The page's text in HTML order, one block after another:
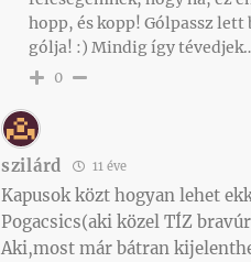
hopp, és kopp! Gólpassz
gólja! :) Mindig így
0
szilárd 11 éve
Kapusok közt hogyan lehet
Pogacsics(aki közel TÍZ
Aki,most már bátran